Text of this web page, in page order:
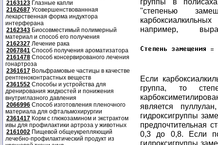
2163123 Глазные капли
2162687 Усовершенствованнная
лекарственная форма индуктора
интерферана
2162343 Биосовместимый полимерный
материал и способ его получения
2162327 Лечение рака
2067841 Способ получения ароматизатора
2161478 Способ консервированого лечения
гонартроза
2361617 Вольфрамовые частицы в качестве
рентгеноконтрастных веществ
2361552 Способы и устройства для
дренирования жидкостей и понижения
внутриглазного давления
2066996 Способ изготовления пленочного
материала для офтальмохирургии
2361417 Корм с глюкозамином и экстрактом
ивы для профилактики артроза у животных
2161002 Пищевой общеукрепляющий
лечебно-профилактический продукт из
"степенью
например,
Если
группа, то
является
гидроксигруппы
предпочтительная
0,3 до 0,8. Если
гидроксигруппы